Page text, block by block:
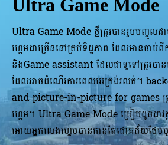
Ultra Game Mode
Ultra Game Mode ថ្មីត្រូវបានរួមបញ្ចូ
ហ្គេមជាច្រើននៅ​គ្រប់​ទិដ្ឋភាព ដែលមានចា
និង​Game assistant ដែលជាទូទៅត្រូវបា
ដែលអាចដំណើរការពេលអេក្រង់រលត់។
and picture-in-picture for games ត្រូ
ហ្គេម។ Ultra Game Mode ប្រៀបដូចជាវ
អោយអ្នកលេងហ្គេមបានកាន់តែជោគជ័យថែ